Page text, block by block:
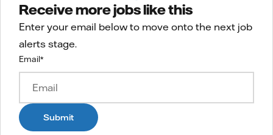
Receive more jobs like this
Enter your email below to move onto the next job
alerts stage.
Email*
Submit